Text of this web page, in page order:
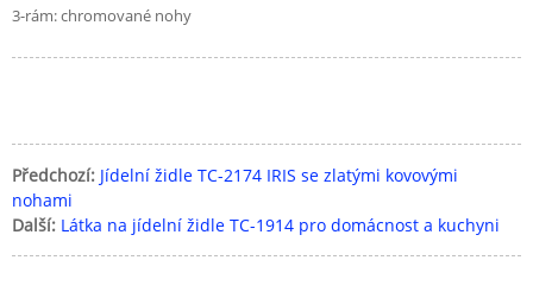
3-rám: chromované nohy
Předchozí: Jídelní židle TC-2174 IRIS se zlatými kovovými
nohami
Další: Látka na jídelní židle TC-1914 pro domácnost a kuchyni